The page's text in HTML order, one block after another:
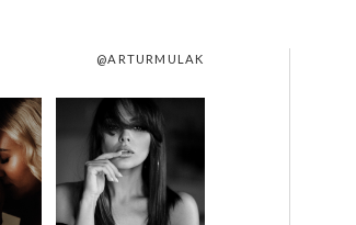
@ARTURMULAK